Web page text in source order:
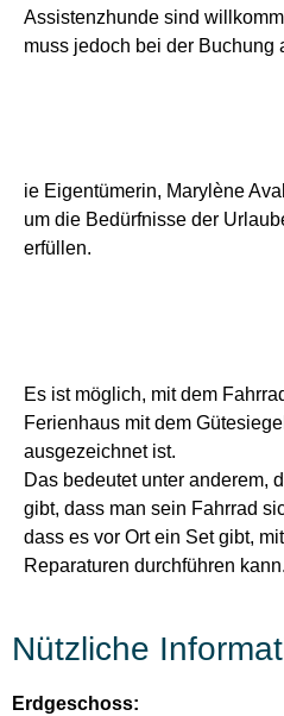
Assistenzhunde sind
muss jedoch bei der Buchung
ie Eigentümerin, Marylène
um die Bedürfnisse der
erfüllen.
Es ist möglich, mit dem
Ferienhaus mit dem
ausgezeichnet ist.
Das bedeutet unter anderem,
gibt, dass man sein Fahrrad
dass es vor Ort ein Set gibt,
Reparaturen durchführen kann.
Nützliche
Erdgeschoss: